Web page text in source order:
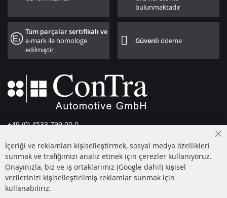
bulunmaktadır
Tüm parçalar sertifikalı ve
e-mark ile homologe
edilmiştir
Güvenliödeme
+49 (0) 4533 799 00 0
info@contra-automotive.de
facebook
instagram
HIZLI LİNKLER
MÜŞTERİ
İçeriği ve reklamları kişiselleştirmek, sosyal medya özellikleri
sunmak ve trafiğimizi analiz etmek için çerezler kullanıyoruz.
Onayınızla, biz ve iş ortaklarımız (Google dahil) kişisel
verilerinizi kişiselleştirilmiş reklamlar sunmak için
kullanabiliriz.